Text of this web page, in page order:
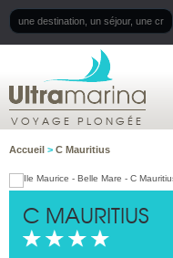
VOYAGE PLONGÉE
Accueil > C Mauritius
C MAURITIUS